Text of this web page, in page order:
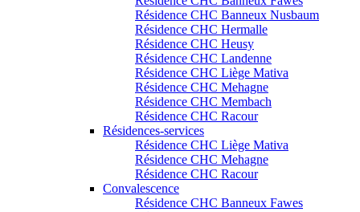
Résidence CHC Banneux Nusbaum
Résidence CHC Hermalle
Résidence CHC Heusy
Résidence CHC Landenne
Résidence CHC Liège Mativa
Résidence CHC Mehagne
Résidence CHC Membach
Résidence CHC Racour
Résidences-services
Résidence CHC Liège Mativa
Résidence CHC Mehagne
Résidence CHC Racour
Convalescence
Résidence CHC Banneux Fawes